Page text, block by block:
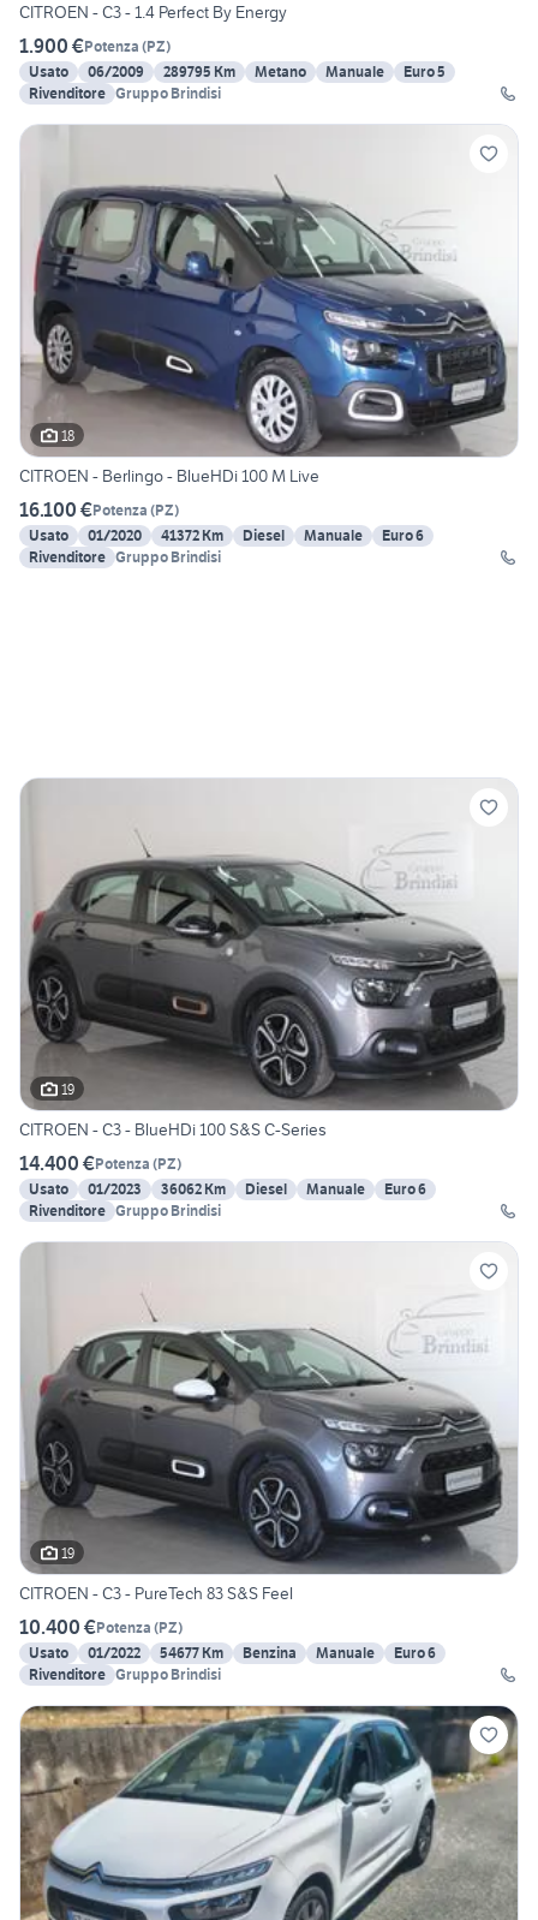
CITROEN - C3 - 1.4 Perfect By Energy
1.900 €Potenza (PZ)
Usato
06/2009 289795 Km Metano Manuale
Euro 5
Rivenditore Gruppo Brindisi
18
CITROEN - Berlingo - BlueHDi 100 M Live
16.100 €Potenza (PZ)
Usato
01/2020 41372 Km Diesel Manuale
Euro 6
Rivenditore Gruppo Brindisi
19
CITROEN - C3 - BlueHDi 100 S&S C-Series
14.400 €Potenza (PZ)
Usato
01/2023 36062 Km Diesel Manuale
Euro 6
Rivenditore Gruppo Brindisi
19
CITROEN - C3 - PureTech 83 S&S Feel
10.400 €Potenza (PZ)
Usato
01/2022 54677 Km Benzina Manuale
Euro 6
Rivenditore Gruppo Brindisi